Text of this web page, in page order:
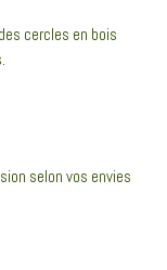
cercles en bois
selon vos envies